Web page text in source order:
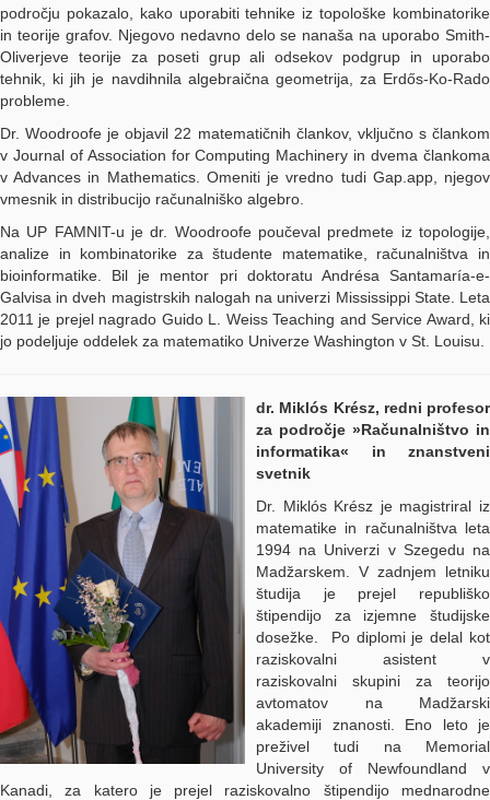
področju pokazalo, kako uporabiti tehnike iz topološke kombinatorike
in teorije grafov. Njegovo nedavno delo se nanaša na uporabo Smith-
Oliverjeve teorije za poseti grup ali odsekov podgrup in uporabo
tehnik, ki jih je navdihnila algebraična geometrija, za Erdős-Ko-Rado
probleme.
Dr. Woodroofe je objavil 22 matematičnih člankov, vključno s člankom
v Journal of Association for Computing Machinery in dvema člankoma
v Advances in Mathematics. Omeniti je vredno tudi Gap.app, njegov
vmesnik in distribucijo računalniško algebro.
Na UP FAMNIT-u je dr. Woodroofe poučeval predmete iz topologije,
analize in kombinatorike za študente matematike, računalništva in
bioinformatike. Bil je mentor pri doktoratu Andrésa Santamaría-e-
Galvisa in dveh magistrskih nalogah na univerzi Mississippi State. Leta
2011 je prejel nagrado Guido L. Weiss Teaching and Service Award, ki
jo podeljuje oddelek za matematiko Univerze Washington v St. Louisu.
dr. Miklós Krész, redni profesor
za področje »Računalništvo in
informatika« in znanstveni
svetnik
Dr. Miklós Krész je magistriral iz
matematike in računalništva leta
1994 na Univerzi v Szegedu na
Madžarskem. V zadnjem letniku
študija je prejel republiško
štipendijo za izjemne študijske
dosežke. Po diplomi je delal kot
raziskovalni asistent v
raziskovalni skupini za teorijo
avtomatov na Madžarski
akademiji znanosti. Eno leto je
preživel tudi na Memorial
University of Newfoundland v
Kanadi, za katero je prejel raziskovalno štipendijo mednarodne